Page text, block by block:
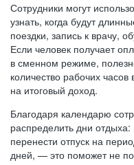
Сотрудники могут
узнать, когда будут
поездки, запись к врачу,
Если человек получает
в сменном режиме,
количество рабочих
на итоговый доход.
Благодаря календарю
распределить дни
перенести отпуск на
дней, — это поможет не